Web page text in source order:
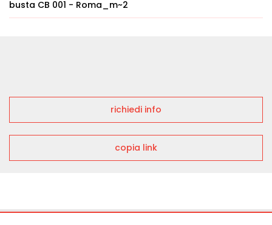
busta CB 001 - Roma_m~2
richiedi info
copia link